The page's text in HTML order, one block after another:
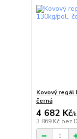
Kovový regál
černá
4 682 Kč/
3 869 Kč bez